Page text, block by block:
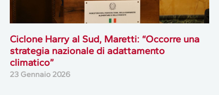
Ciclone Harry al Sud, Maretti: “Occorre una
strategia nazionale di adattamento
climatico”
23 Gennaio 2026